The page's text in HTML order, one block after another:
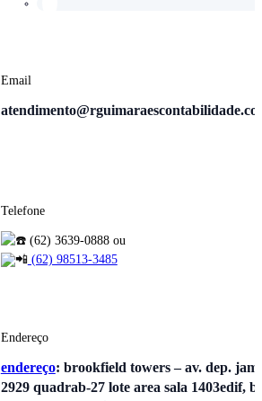
Email
Telefone
(62) 3639-0888 ou
(62) 98513-3485
Endereço
endereço: brookfield towers – av. dep.
2929 quadrab-27 lote area sala 1403edif,